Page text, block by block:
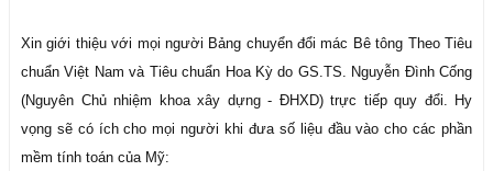
Xin giới thiệu với mọi người Bảng chuyển đổi mác Bê tông Theo Tiêu
chuẩn Việt Nam và Tiêu chuẩn Hoa Kỳ do GS.TS. Nguyễn Đình Cống
(Nguyên Chủ nhiệm khoa xây dựng - ĐHXD) trực tiếp quy đổi. Hy
vọng sẽ có ích cho mọi người khi đưa số liệu đầu vào cho các phần
mềm tính toán của Mỹ: